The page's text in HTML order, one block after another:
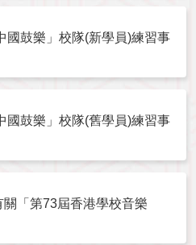
國鼓樂」校隊(新學員)練習事
國鼓樂」校隊(舊學員)練習事
「第73屆香港學校音樂